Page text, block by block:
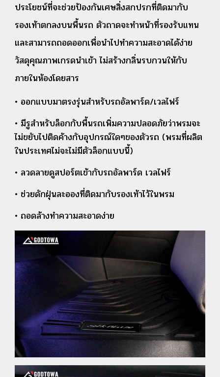
ประโยชน์ที่จะช่วยป้องกันเศษสิ่งสกปรกที่ติดมากับ
รองเท้าตกลงบนพื้นรถ ตัวถาดจะทำหน้าที่รองรับแทน
และสามารถถอดออกเพื่อนำไปทำความสะอาดได้ง่าย
วัสดุคุณภาพเกรดนำเข้า ไม่สร้างกลิ่นรบกวนให้กับ
ภายในห้องโดยสาร
• ออกแบบมาตรงรุ่นสำหรับรถอัลพาร์ด/เวลไฟร์
• มีรูสำหรับล็อกกับพื้นรถเพิ่มความปลอดภัยว่าพรมจะ
ไม่ขยับไปติดค้างกับอุปกรณ์ใดๆของตัวรถ (พรมที่ผลิต
ในประเทศไม่จะไม่มีตัวล็อกแบบนี้)
• ลวดลายดูสปอร์ตเข้ากับรถอัลพาร์ด เวลไฟร์
• ช่วยดักฝุ่นละอองที่ติดมากับรองเท้าไว้ในพรม
• ถอดล้างทำความสะอาดง่าย